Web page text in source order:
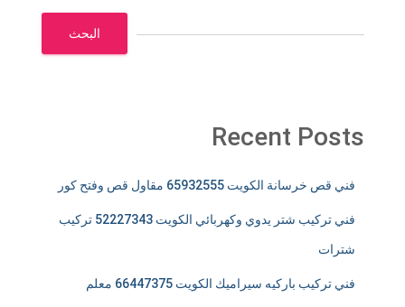
البحث
Recent Posts
فني قص خرسانة الكويت 65932555 مقاول قص وفتح كور
فني تركيب شتر يدوي وكهربائي الكويت 52227343 تركيب
شترات
فني تركيب باركيه سيراميك الكويت 66447375 معلم